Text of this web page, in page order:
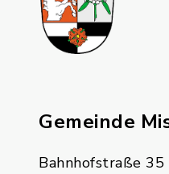
Gemeinde
Bahnhofstraße 35